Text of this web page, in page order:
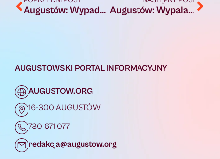
Augustów: Wypadek na DK8 w miejscowości Kamień w gmina Sztabin. Jedna osoba nie żyje Augustów: Wypalanie traw to śmiertelne niebezpieczeństwo – Policja ostrzega przed tragicznymi skutkami nieodpowiedzialności
AUGUSTOWSKI PORTAL INFORMACYJNY
AUGUSTOW.ORG
16-300 AUGUSTÓW
730 671 077
redakcja@augustow.org